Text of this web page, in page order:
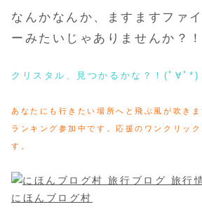
なんかなんか、ますますファ
ーみたいじゃありませんか？！
クリスタル、見つかるかな？！(ﾟ∀ﾟ*)
あなたにも行きたい場所へと飛ぶ風が吹きま
ランキング参加中です。応援のワンクリッ
す。
にほんブログ村